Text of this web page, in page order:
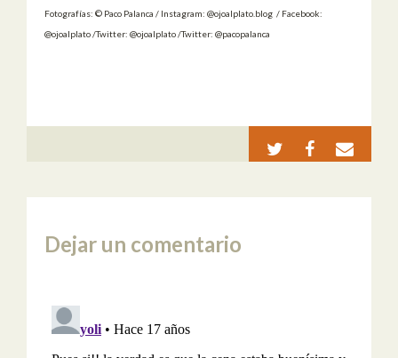
Fotografías: © Paco Palanca / Instagram: @ojoalplato.blog / Facebook:
@ojoalplato /Twitter: @ojoalplato /Twitter: @pacopalanca
Dejar un comentario